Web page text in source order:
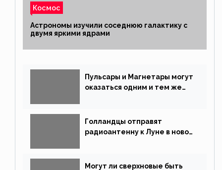
Космос
Астрономы изучили соседнюю галактику с
двумя яркими ядрами
Пульсары и Магнетары могут
оказаться одним и тем же
Голландцы отправят
радиоантенну к Луне в новой
Могут ли сверхновые быть